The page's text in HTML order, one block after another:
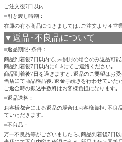
ご注文後7日以内
■引き渡し時期：
在庫の有る商品につきましては､ご注文より４営
▼返品･不良品について
■返品期限･条件：
商品到着後7日以内で､未開封の場合のみ返品可能｡
商品到着後7日以内にﾒｰﾙにてご連絡ください｡
商品到着後7日を過ぎますと､返品のご要望はお受
当店にて商品検品後､返金手続きを行わせていた
ご返金時の振込手数料はお客様負担になります｡
■返品送料：
お客様都合による返品の場合はお客様負担､不良
ていただきます｡
■不良品：
万一不良品等がございましたら､商品到着後7日